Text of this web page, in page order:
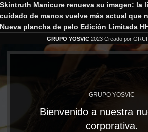
Skintruth Manicure renueva su imagen: la
cuidado de manos vuelve más actual que
Nueva plancha de pelo Edición Limitada
GRUPO YOSVIC 2023 Creado por
GRUPO YOSVIC
Bienvenido a nuestra
corporativa.